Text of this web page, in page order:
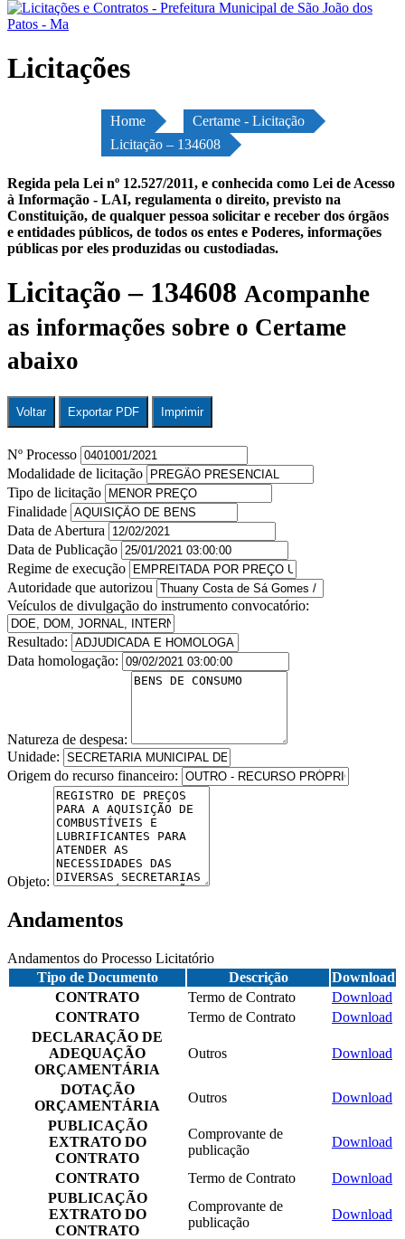
Licitações
Home
Certame - Licitação
Licitação – 134608
Regida pela Lei nº 12.527/2011, e conhecida como Lei de Acesso
à Informação - LAI, regulamenta o direito, previsto na
Constituição, de qualquer pessoa solicitar e receber dos órgãos
e entidades públicos, de todos os entes e Poderes, informações
públicas por eles produzidas ou custodiadas.
Licitação – 134608 Acompanhe
as informações sobre o Certame
abaixo
Voltar Exportar PDF Imprimir
Nº Processo
Modalidade de licitação
Tipo de licitação
Finalidade
Data de Abertura
Data de Publicação
Regime de execução
Autoridade que autorizou
Veículos de divulgação do instrumento convocatório:
Resultado:
Data homologação:
Natureza de despesa:
Unidade:
Origem do recurso financeiro:
Objeto:
Andamentos
Andamentos do Processo Licitatório
Tipo de Documento
Descrição
Download
CONTRATO
Termo de Contrato
Download
CONTRATO
Termo de Contrato
Download
DECLARAÇÃO DE
ADEQUAÇÃO
ORÇAMENTÁRIA
Outros Download
DOTAÇÃO
ORÇAMENTÁRIA
Outros
Download
PUBLICAÇÃO
EXTRATO DO
CONTRATO
Comprovante de
publicação
Download
CONTRATO Termo de Contrato
Download
PUBLICAÇÃO
EXTRATO DO
CONTRATO
Comprovante de
publicação
Download